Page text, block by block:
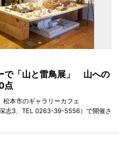
で「山と雷鳥展」 山への
点
松本市のギャラリーカフェ
志3、TEL 0263-39-5556）で開催さ